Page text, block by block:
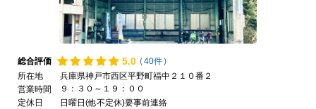
総合評価 5.0 (40件)
所在地
兵庫県神戸市西区平野町福中２１０番２
営業時間
９：３０～１９：００
定休日
日曜日(他不定休)要事前連絡